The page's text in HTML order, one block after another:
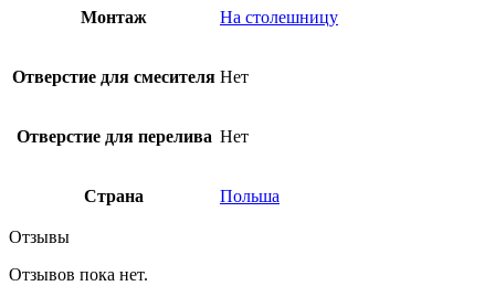
Монтаж На столешницу
Отверстие для смесителя Нет
Отверстие для перелива Нет
Страна Польша
Отзывы
Отзывов пока нет.